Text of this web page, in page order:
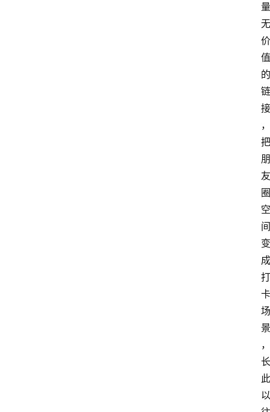
量
无
价
值
的
链
接
，
把
朋
友
圈
空
间
变
成
打
卡
场
景
，
长
此
以